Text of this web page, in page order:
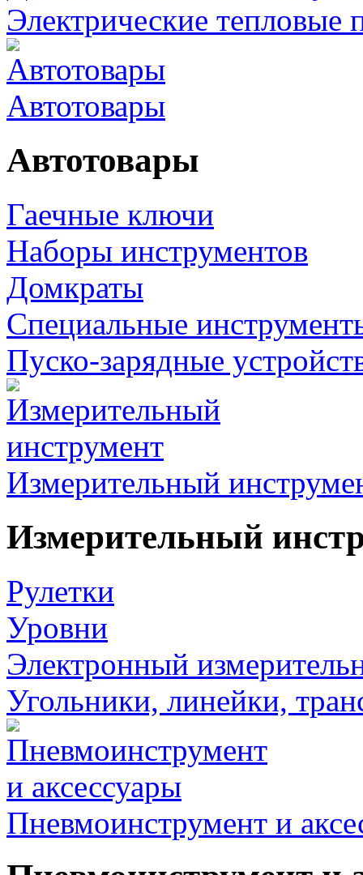
Электрические тепловые
Автотовары
Автотовары
Гаечные ключи
Наборы инструментов
Домкраты
Специальные
Пуско-зарядные
Измерительный
Измерительный
Рулетки
Уровни
Электронный
Угольники, линейки,
Пневмоинструмент и